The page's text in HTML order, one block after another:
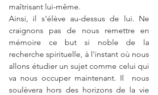
maîtrisant lui-même.
Ainsi, il s'élève au-dessus de lui. Ne
craignons pas de nous remettre en
mémoire ce but si noble de la
recherche spirituelle, à l'instant où nous
allons étudier un sujet comme celui qui
va nous occuper maintenant. Il  nous
soulèvera hors des horizons de la vie